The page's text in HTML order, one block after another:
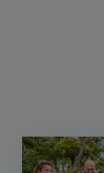
Afbeelding